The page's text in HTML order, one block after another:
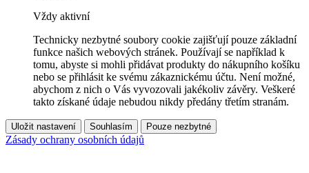
Vždy aktivní
Technicky nezbytné soubory cookie zajišťují pouze základní
funkce našich webových stránek. Používají se například k
tomu, abyste si mohli přidávat produkty do nákupního košíku
nebo se přihlásit ke svému zákaznickému účtu. Není možné,
abychom z nich o Vás vyvozovali jakékoliv závěry. Veškeré
takto získané údaje nebudou nikdy předány třetím stranám.
Uložit nastavení Souhlasím Pouze nezbytné
Zásady ochrany osobních údajů